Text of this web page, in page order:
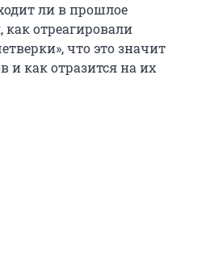
ли в прошлое
как отреагировали
что это значит
и как отразится на их